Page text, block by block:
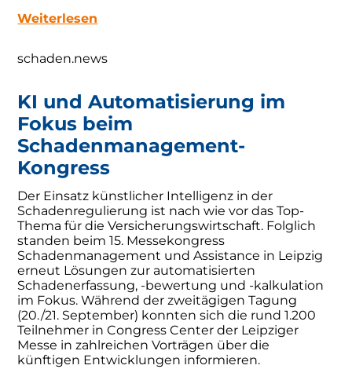
Weiterlesen
schaden.news
KI und Automatisierung im
Fokus beim
Schadenmanagement-
Kongress
Der Einsatz künstlicher Intelligenz in der
Schadenregulierung ist nach wie vor das Top-
Thema für die Versicherungswirtschaft. Folglich
standen beim 15. Messekongress
Schadenmanagement und Assistance in Leipzig
erneut Lösungen zur automatisierten
Schadenerfassung, -bewertung und -kalkulation
im Fokus. Während der zweitägigen Tagung
(20./21. September) konnten sich die rund 1.200
Teilnehmer in Congress Center der Leipziger
Messe in zahlreichen Vorträgen über die
künftigen Entwicklungen informieren.